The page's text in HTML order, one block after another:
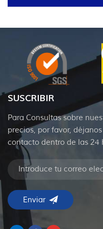
SUSCRIBIR
Para Consultas sobre
precios, por favor,
contacto dentro de las 24